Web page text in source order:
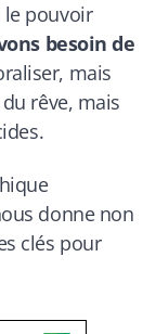
le pouvoir
besoin de
mais
rêve, mais
donne non
clés pour